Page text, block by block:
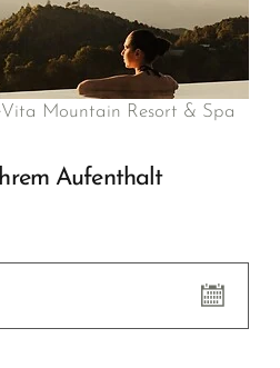
Mountain Resort & Spa
Aufenthalt